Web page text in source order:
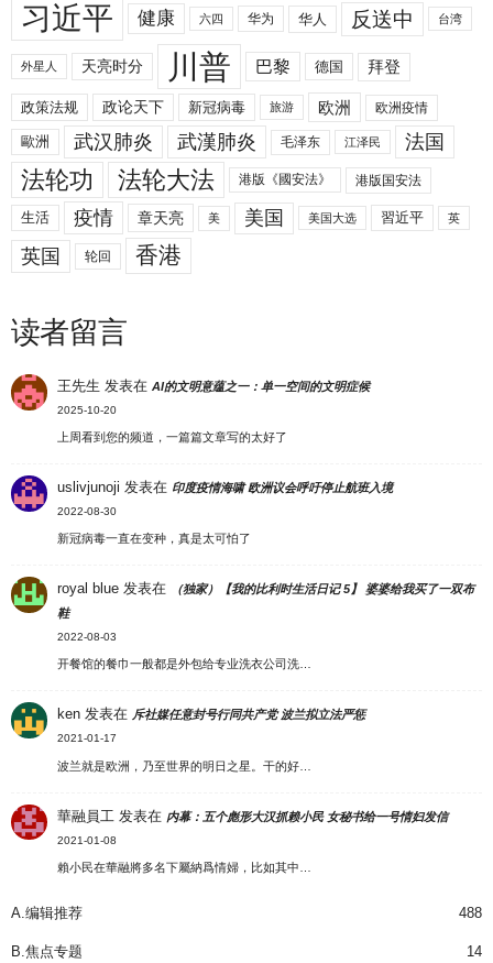
习近平 健康 六四 华为 华人 反送中 台湾
外星人 天亮时分 川普 巴黎 德国 拜登
政策法规 政论天下 新冠病毒 旅游 欧洲 欧洲疫情
歐洲 武汉肺炎 武漢肺炎 毛泽东 江泽民 法国
法轮功 法轮大法 港版《國安法》 港版国安法
生活 疫情 章天亮 美 美国 美国大选 習近平 英
英国 轮回 香港
读者留言
王先生 发表在AI的文明意蕴之一：单一空间的文明症候
2025-10-20
上周看到您的频道，一篇篇文章写的太好了
uslivjunoji 发表在 印度疫情海啸 欧洲议会呼吁停止航班入境
2022-08-30
新冠病毒一直在变种，真是太可怕了
royal blue 发表在
（独家）【我的比利时生活日记 5】 婆婆给我买了一双布
鞋
2022-08-03
开餐馆的餐巾一般都是外包给专业洗衣公司洗…
ken 发表在 斥社媒任意封号行同共产党 波兰拟立法严惩
2021-01-17
波兰就是欧洲，乃至世界的明日之星。干的好…
華融員工 发表在 内幕：五个彪形大汉抓赖小民 女秘书给一号情妇发信
2021-01-08
賴小民在華融將多名下屬納爲情婦，比如其中…
A.编辑推荐 488
B.焦点专题 14